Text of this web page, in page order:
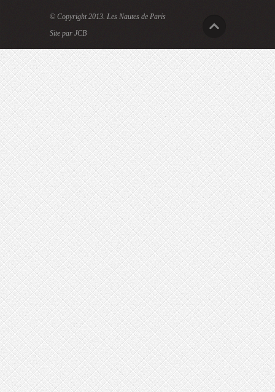
© Copyright 2013. Les Nautes de Paris
Site par JCB